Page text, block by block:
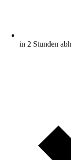
in 2 Stunden